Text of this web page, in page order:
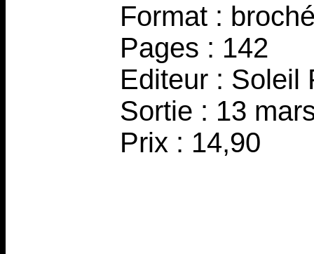
Format :
Pages : 142
Editeur : Soleil
Sortie : 13
Prix : 14,90